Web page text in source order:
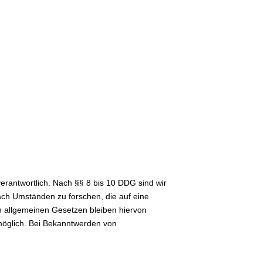
Nach §§ 8 bis 10 DDG sind wir
Umständen zu forschen, die auf eine
Gesetzen bleiben hiervon
Bei Bekanntwerden von